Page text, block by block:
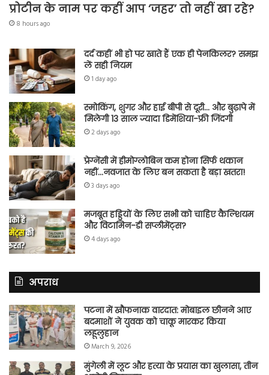
प्रोटीन के नाम पर कहीं आप ‘जहर’ तो नहीं खा रहे?
8 hours ago
दर्द कहीं भी हो पर खाते हैं एक ही पेनकिलर? समझ
लें सही नियम
1 day ago
स्मोकिंग, शुगर और हाई बीपी से दूरी… और बुढ़ापे में
मिलेगी 13 साल ज्यादा डिमेंशिया-फ्री जिंदगी
2 days ago
प्रेग्नेंसी में हीमोग्लोबिन कम होना सिर्फ थकान
नहीं…नवजात के लिए बन सकता है बड़ा खतरा!
3 days ago
मजबूत हड्डियों के लिए सभी को चाहिए कैल्शियम
और विटामिन-डी सप्लीमेंट्स?
4 days ago
अपराध
पटना में खौफनाक वारदात: मोबाइल छीनने आए
बदमाशों ने युवक को चाकू मारकर किया
लहूलुहान
March 9, 2026
मुंगेली में लूट और हत्या के प्रयास का खुलासा, तीन